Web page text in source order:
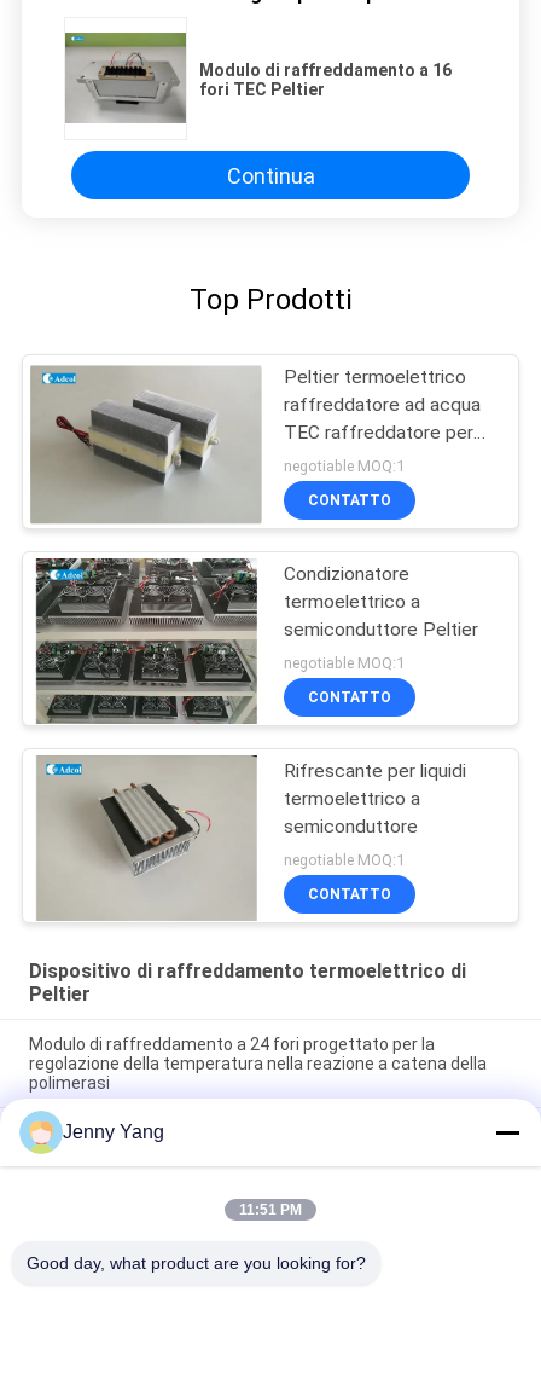
Modulo di raffreddamento a 16
fori TEC Peltier
Continua
Top Prodotti
Peltier termoelettrico
raffreddatore ad acqua
TEC raffreddatore per
apparecchiature
mediche
negotiable MOQ:1
CONTATTO
Condizionatore
termoelettrico a
semiconduttore Peltier
negotiable MOQ:1
CONTATTO
Rifrescante per liquidi
termoelettrico a
semiconduttore
negotiable MOQ:1
CONTATTO
Dispositivo di raffreddamento termoelettrico di
Peltier
Modulo di raffreddamento a 24 fori progettato per la
regolazione della temperatura nella reazione a catena della
polimerasi
Modulo di raffreddamento a 4 fori progettato per la
regolazione della temperatura nella reazione a catena della
polimerasi
Potenza di raffreddamento 10W Aria ad aria termoelettrica
Jenny Yang
11:51 PM
Good day, what product are you looking for?